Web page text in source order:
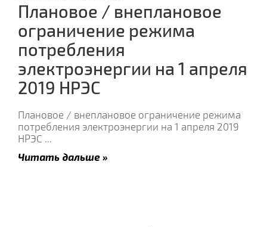
Плановое / внеплановое
ограничение режима
потребления
электроэнергии на 1 апреля
2019 НРЭС
Плановое / внеплановое ограничение режима
потребления электроэнергии на 1 апреля 2019
НРЭС ...
Читать дальше »